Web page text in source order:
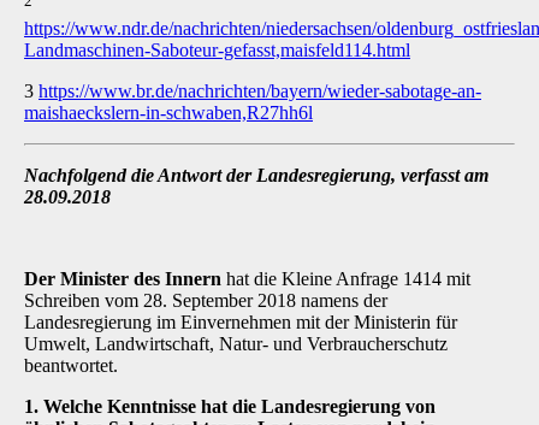
https://www.ndr.de/nachrichten/niedersachsen/
Landmaschinen-Saboteur-gefasst,maisfeld114.html
3 https://www.br.de/nachrichten/bayern/wieder-sabotage-an-
maishaeckslern-in-schwaben,R27hh6l
Nachfolgend die Antwort der Landesregierung, verfasst am
28.09.2018
Der Minister des Innern hat die Kleine Anfrage 1414 mit
Schreiben vom 28. September 2018 namens der
Landesregierung im Einvernehmen mit der Ministerin für
Umwelt, Landwirtschaft, Natur- und Verbraucherschutz
beantwortet.
1. Welche Kenntnisse hat die Landesregierung von